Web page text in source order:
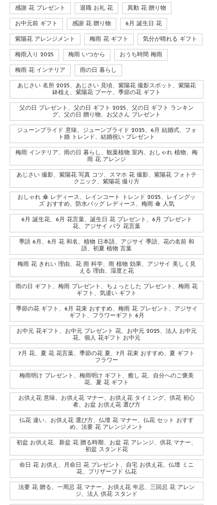
感謝 花 プレゼント 退職 お礼 花 異動 花 贈り物
お中元前 ギフト 感謝 花 贈り物 6月 誕生日 花
紫陽花 アレンジメント 梅雨 花 ギフト 気分が晴れる ギフト
梅雨入り 2025 梅雨 いつから おうち時間 梅雨
梅雨 花 インテリア 雨の日 暮らし
あじさい 名所 2025、あじさい 見頃、紫陽花 撮影スポット、紫陽花
鉢植え、紫陽花 ブーケ、季節の花 ギフト
父の日 プレゼント、父の日 ギフト 2025、父の日 ギフト ランキン
グ、父の日 贈り物、お父さん プレゼント
ジューンブライド 意味、ジューンブライド 2025、6月 結婚式、フォ
ト婚 トレンド、結婚祝い プレゼント
梅雨 インテリア、雨の日 暮らし、観葉植物 室内、おしゃれ 植物、梅
雨 花 アレンジ
あじさい 撮影、紫陽花 写真 コツ、スマホ 花 撮影、紫陽花 フォトテ
クニック、紫陽花 撮り方
おしゃれ 傘 レディース、レインコート トレンド 2025、レイングッ
ズ おすすめ、防水バッグ レディース、梅雨 傘 人気
6月 誕生花、6月 花言葉、誕生日 花 プレゼント、6月 プレゼント
花、アジサイ バラ 花言葉
季語 6月、6月 花 和名、植物 日本語、アジサイ 季語、花の名前 和
語、初夏 植物 言葉
梅雨 花 きれい 理由、花 雨 科学、雨 植物 効果、アジサイ 美しく見
える 理由、湿度と花
雨の日 ギフト、梅雨 プレゼント、ちょっとした プレゼント、梅雨 花
ギフト、気遣い ギフト
季節の花 ギフト、6月 花束 おすすめ、梅雨 花 プレゼント、アジサイ
ギフト、フラワーギフト 6月
お中元 花ギフト、お中元 プレゼント 花、お中元 2025、法人 お中元
花、個人 花ギフト お中元
7月 花、夏 花 花言葉、季節の花 夏、7月 花束 おすすめ、夏 ギフト
フラワー
梅雨明け プレゼント、梅雨明け ギフト、癒し 花、自分へのご褒美
花、夏 花 ギフト
お供え花 意味、お供え花 マナー、お供え花 タイミング、供花 初心
者、お盆 お供え花 選び方
仏花 違い、お供え花 選び方、仏壇 花 マナー、仏花 セット おすす
め、法要 花 アレンジメント
初盆 お供え花、新盆 花 贈る時期、お盆 花 アレンジ、供花 マナー、
初盆 スタンド花
命日 花 お供え、月命日 花 プレゼント、自宅 お供え花、仏壇 ミニ
花、プリザーブド 仏花
法要 花 贈る、一周忌 花 マナー、お供え花 年忌、三回忌 花 アレン
ジ、法人 供花 スタンド